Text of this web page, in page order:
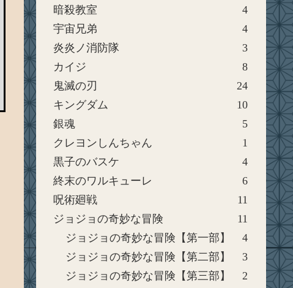
暗殺教室
4
宇宙兄弟
4
炎炎ノ消防隊
3
カイジ
8
鬼滅の刃
24
キングダム
10
銀魂
5
クレヨンしんちゃん
1
黒子のバスケ
4
終末のワルキューレ
6
呪術廻戦
11
ジョジョの奇妙な冒険
11
ジョジョの奇妙な冒険【第一部】
4
ジョジョの奇妙な冒険【第二部】
3
ジョジョの奇妙な冒険【第三部】
2